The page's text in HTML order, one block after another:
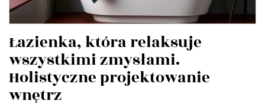
Łazienka, która relaksuje
wszystkimi zmysłami.
Holistyczne projektowanie
wnętrz